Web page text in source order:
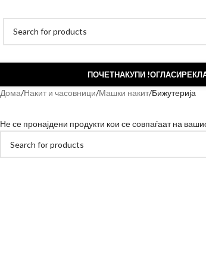
ПОЧЕТНАКУПИ !ОГЛАСИ
Дома Накит и часовници Машки накит Бижутерија
Не се пронајдени продукти кои се совпаѓаат на